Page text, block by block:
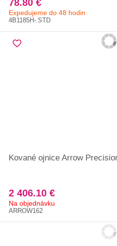
78.80 €
Expedujeme do 48 hodin
4B1185H-.STD
Kované ojnice Arrow
2 406.10 €
Na objednávku
ARROW162